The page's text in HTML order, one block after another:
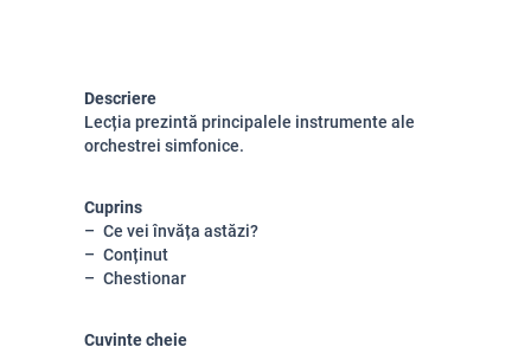
Descriere
Lecția prezintă principalele instrumente ale
orchestrei simfonice.
Cuprins
Ce vei învăța astăzi?
Conținut
Chestionar
Cuvinte cheie